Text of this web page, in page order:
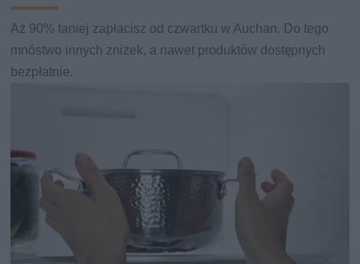
Aż 90% taniej zapłacisz od czwartku w Auchan. Do tego
mnóstwo innych zniżek, a nawet produktów dostępnych
bezpłatnie.